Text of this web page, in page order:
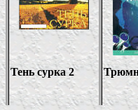
Тень сурка 2